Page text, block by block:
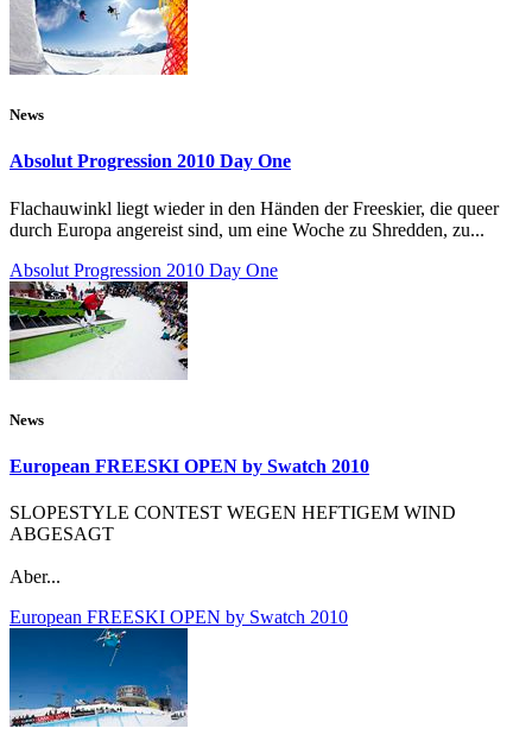
News
Absolut Progression 2010 Day One
Flachauwinkl liegt wieder in den Händen der Freeskier, die queer
durch Europa angereist sind, um eine Woche zu Shredden, zu...
Absolut Progression 2010 Day One
News
European FREESKI OPEN by Swatch 2010
SLOPESTYLE CONTEST WEGEN HEFTIGEM WIND
ABGESAGT
Aber...
European FREESKI OPEN by Swatch 2010